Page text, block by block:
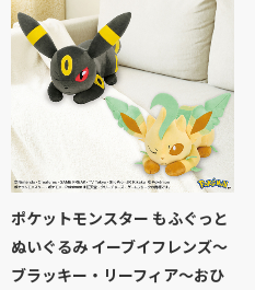
ポケットモンスター もふぐっと
ぬいぐるみ イーブイフレンズ～
ブラッキー・リーフィア～おひ